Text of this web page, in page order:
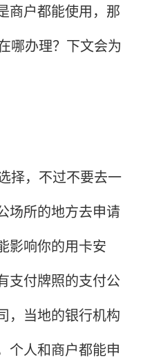
商户都能使用，那
哪办理？下文会为
择，不过不要去一
场所的地方去申请
影响你的用卡安
支付牌照的支付公
，当地的银行机构
个人和商户都能申